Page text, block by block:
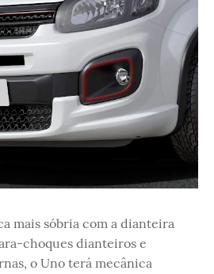
mais sóbria com a dianteira
choques dianteiros e
o Uno terá mecânica